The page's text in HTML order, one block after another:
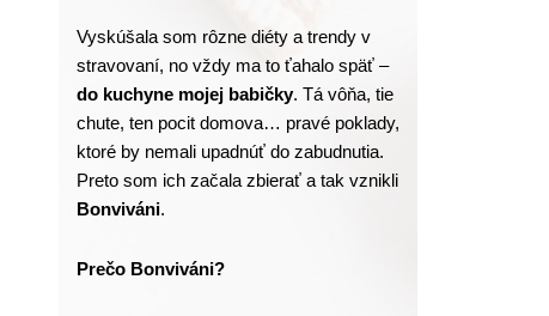
Vyskúšala som rôzne diéty a trendy v
stravovaní, no vždy ma to ťahalo späť –
do kuchyne mojej babičky. Tá vôňa, tie
chute, ten pocit domova… pravé poklady,
ktoré by nemali upadnúť do zabudnutia.
Bonviváni.
Prečo Bonviváni?